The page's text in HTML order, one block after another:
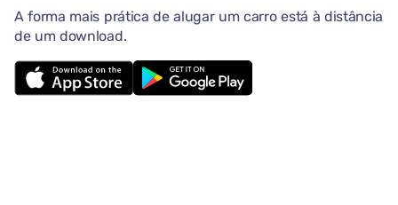
A forma mais prática de alugar um carro está à distância
de um download.